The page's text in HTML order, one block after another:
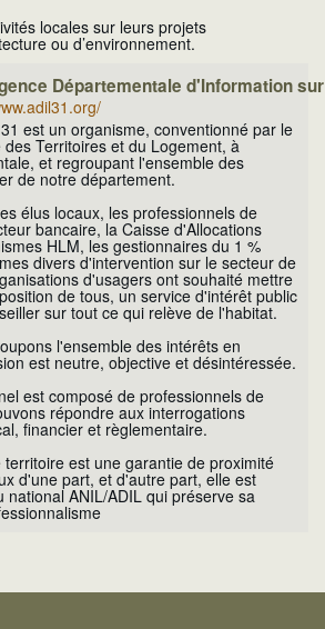
locales sur leurs projets
ou d’environnement.
Départementale d'Information
est un organisme, conventionné par le
Territoires et du Logement, à
et regroupant l'ensemble des
de notre département.
élus locaux, les professionnels de
bancaire, la Caisse d'Allocations
HLM, les gestionnaires du 1 %
divers d'intervention sur le secteur de
d'usagers ont souhaité mettre
de tous, un service d'intérêt public
sur tout ce qui relève de l'habitat.
l'ensemble des intérêts en
est neutre, objective et désintéressée.
est composé de professionnels de
répondre aux interrogations
financier et règlementaire.
est une garantie de proximité
d'une part, et d'autre part, elle est
national ANIL/ADIL qui préserve sa